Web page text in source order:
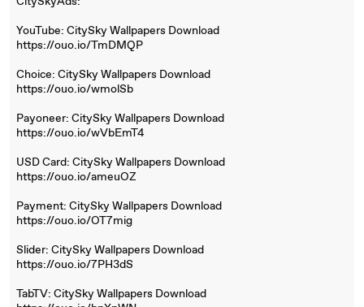
YouTube: CitySky Wallpapers Download
https://ouo.io/TmDMQP
Choice: CitySky Wallpapers Download
https://ouo.io/wmolSb
Payoneer: CitySky Wallpapers Download
https://ouo.io/wVbEmT4
USD Card: CitySky Wallpapers Download
https://ouo.io/ameuOZ
Payment: CitySky Wallpapers Download
https://ouo.io/OT7mig
Slider: CitySky Wallpapers Download
https://ouo.io/7PH3dS
TabTV: CitySky Wallpapers Download